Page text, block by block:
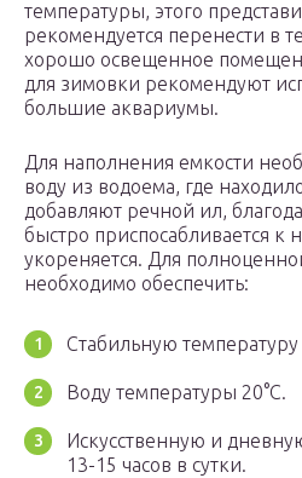
температуры, этого
рекомендуется перенести в
хорошо освещенное
для зимовки рекомендуют
большие аквариумы.
Для наполнения емкости
воду из водоема, где
добавляют речной ил,
быстро приспосабливается к
укореняется. Для
необходимо обеспечить:
Стабильную
Воду температуры 20°С.
Искусственную и
13-15 часов в сутки.